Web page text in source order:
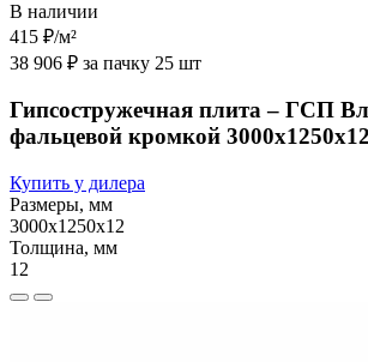
В наличии
415 ₽/м²
38 906 ₽ за пачку 25 шт
Гипсостружечная плита – ГСП
фальцевой кромкой
Купить у дилера
Размеры, мм
3000х1250х12
Толщина, мм
12